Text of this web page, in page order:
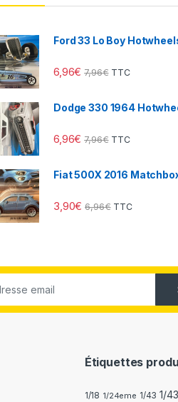
Ford 33 Lo Boy
6,96€ 7,96€ TTC
Dodge 330 1964
6,96€ 7,96€ TTC
Fiat 500X 2016
3,90€ 6,96€ TTC
Étiquettes
1/18 1/24eme 1/43 1/